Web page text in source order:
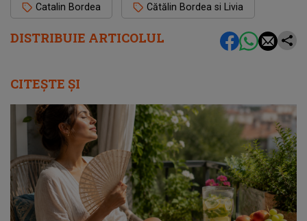
DISTRIBUIE ARTICOLUL
Catalin Bordea Cătălin Bordea si Livia
CITEȘTE ȘI